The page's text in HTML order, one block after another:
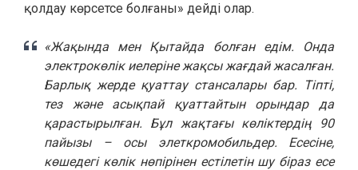
қолдау көрсетсе болғаны» дейді олар.
«Жақында мен Қытайда болған едім. Онда
электрокөлік иелеріне жақсы жағдай жасалған.
Барлық жерде қуаттау стансалары бар. Тіпті,
тез және асықпай қуаттайтын орындар да
қарастырылған. Бұл жақтағы көліктердің 90
пайызы – осы элеткромобильдер. Есесіне,
көшедегі көлік нөпірінен естілетін шу біраз есе